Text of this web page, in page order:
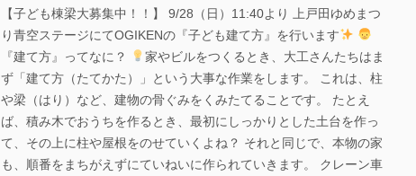
【子ども棟梁大募集中！！】 9/28（日）11:40より 上戸田ゆめまつ
り青空ステージにてOGIKENの『子ども建て方』を行います
『建て方』ってなに？
家やビルをつくるとき、大工さんたちはま
ず「建て方（たてかた）」という大事な作業をします。 これは、柱
や梁（はり）など、建物の骨ぐみをくみたてることです。 たとえ
ば、積み木でおうちを作るとき、最初にしっかりとした土台を作っ
て、その上に柱や屋根をのせていくよね？ それと同じで、本物の家
も、順番をまちがえずにていねいに作られていきます。 クレーン車